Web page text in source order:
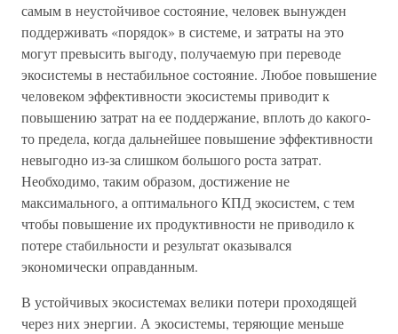
самым в неустойчивое состояние, человек вынужден
поддерживать «порядок» в системе, и затраты на это
могут превысить выгоду, получаемую при переводе
экосистемы в нестабильное состояние. Любое повышение
человеком эффективности экосистемы приводит к
повышению затрат на ее поддержание, вплоть до какого-
то предела, когда дальнейшее повышение эффективности
невыгодно из-за слишком большого роста затрат.
Необходимо, таким образом, достижение не
максимального, а оптимального КПД экосистем, с тем
чтобы повышение их продуктивности не приводило к
потере стабильности и результат оказывался
экономически оправданным.
В устойчивых экосистемах велики потери проходящей
через них энергии. А экосистемы, теряющие меньше